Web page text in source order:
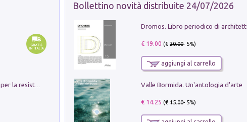
Memorial Santa Giulia. Sculture per la resistenza Monchio di Palagano
Bollettino novità distribuite 24/07/2026
€ 19.00 (€20.00- 5%)
aggiungi al carrello
Valle Bormida. Un'antologia d'arte
€ 14.25 (€15.00- 5%)